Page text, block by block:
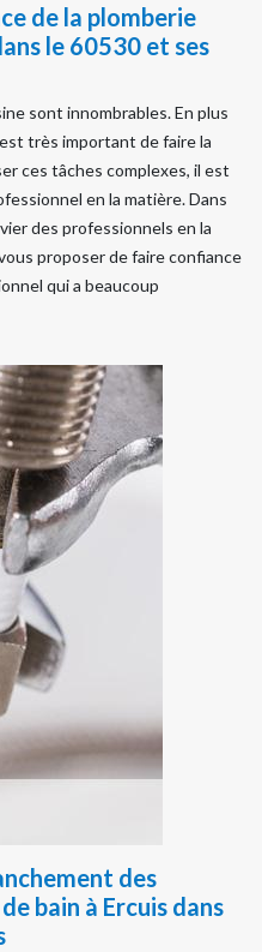
de la plomberie
le 60530 et ses
sont innombrables. En plus
très important de faire la
ces tâches complexes, il est
en la matière. Dans
des professionnels en la
proposer de faire confiance
qui a beaucoup
des
bain à Ercuis dans